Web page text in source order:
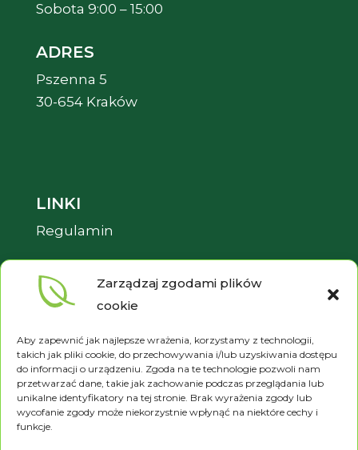
Zarządzaj zgodami plików
cookie
Aby zapewnić jak najlepsze wrażenia, korzystamy z technologii,
takich jak pliki cookie, do przechowywania i/lub uzyskiwania dostępu
do informacji o urządzeniu. Zgoda na te technologie pozwoli nam
przetwarzać dane, takie jak zachowanie podczas przeglądania lub
unikalne identyfikatory na tej stronie. Brak wyrażenia zgody lub
wycofanie zgody może niekorzystnie wpłynąć na niektóre cechy i
funkcje.
Sobota 9:00 – 15:00
ADRES
Pszenna 5
30-654 Kraków
LINKI
Regulamin
Polityka prywatności